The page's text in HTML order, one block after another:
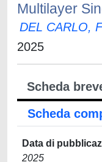
Multilayer
DEL CARLO,
2025
Scheda
Scheda
Data di
2025